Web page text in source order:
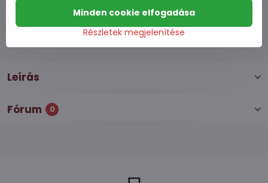
Raktározási szám: S7#SK#70901#1
Gyártó:
Leírás
Fórum 0
Részletek megjelenítése
Minden cookie elfogadása